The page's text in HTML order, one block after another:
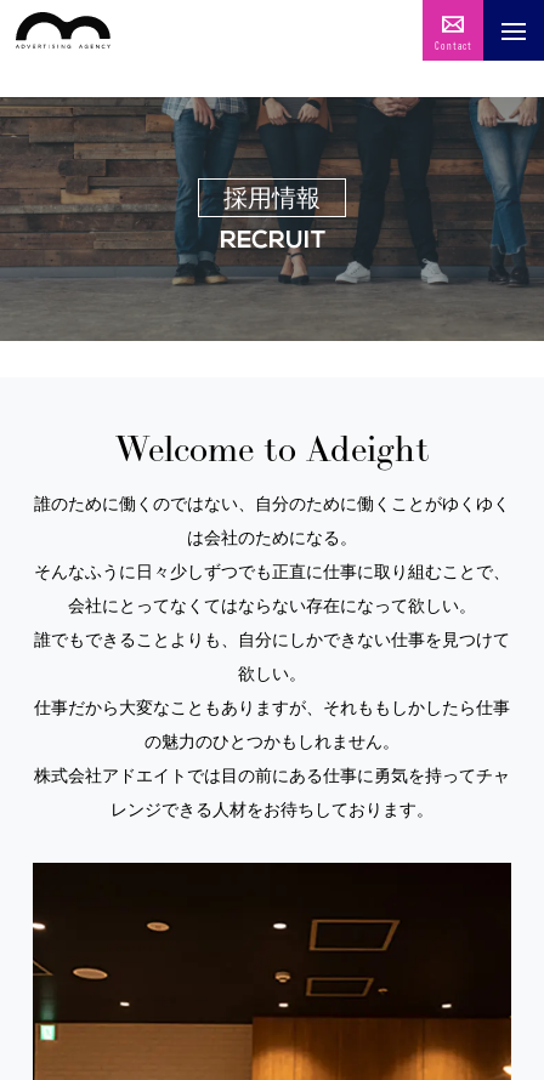
Contact
採用情報
RECRUIT
Welcome to Adeight
誰のために働くのではない、自分のために働くことがゆくゆく
は会社のためになる。
そんなふうに日々少しずつでも正直に仕事に取り組むことで、
会社にとってなくてはならない存在になって欲しい。
誰でもできることよりも、自分にしかできない仕事を見つけて
欲しい。
仕事だから大変なこともありますが、それももしかしたら仕事
の魅力のひとつかもしれません。
株式会社アドエイトでは目の前にある仕事に勇気を持ってチャ
レンジできる人材をお待ちしております。